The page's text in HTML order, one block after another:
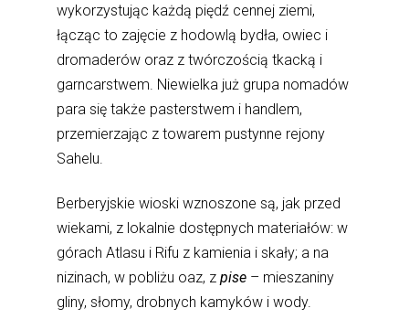
wykorzystując każdą piędź cennej ziemi,
łącząc to zajęcie z hodowlą bydła, owiec i
dromaderów oraz z twórczością tkacką i
garncarstwem. Niewielka już grupa nomadów
para się także pasterstwem i handlem,
przemierzając z towarem pustynne rejony
Sahelu.
Berberyjskie wioski wznoszone są, jak przed
wiekami, z lokalnie dostępnych materiałów: w
górach Atlasu i Rifu z kamienia i skały; a na
nizinach, w pobliżu oaz, zpise – mieszaniny
gliny, słomy, drobnych kamyków i wody.